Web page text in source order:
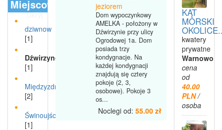
Miejscowości
Ukryj
dziwnow
[1]
Dźwirzyno
[1]
Międzyzdroje
[2]
Świnoujście
[1]
jeziorem
Dom wypoczynkowy
AMELKA - położony w
Dźwirzynie przy ulicy
Ogrodowej 1a. Dom
posiada trzy
kondygnacje. Na
każdej kondygnacji
znajdują się cztery
pokoje (2, 3,
osobowe). Pokoje 3
os...
Noclegi od: 55.00 zł
KĄT
MORSKI
kwatery
prywatne
Warnowo
cena
od
40.00
PLN/
osoba